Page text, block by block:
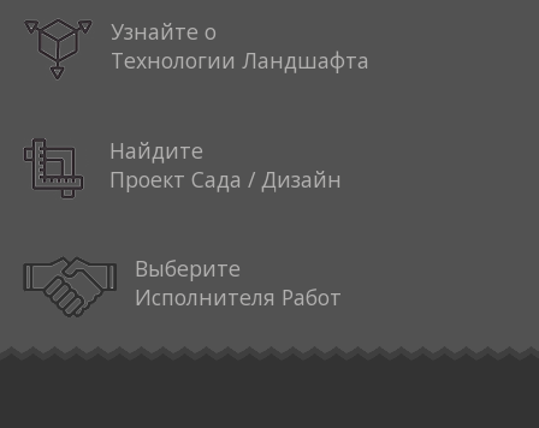
Узнайте о
Технологии Ландшафта
Найдите
Проект Сада / Дизайн
Выберите
Исполнителя Работ